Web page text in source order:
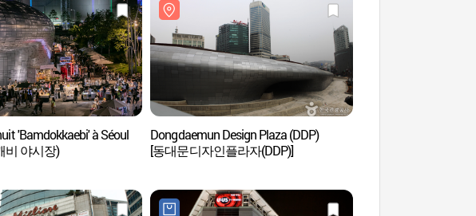
'Bamdokkaebi' à Séoul
비 야시장)
Dongdaemun Design Plaza (DDP)
[동대문디자인플라자(DDP)]